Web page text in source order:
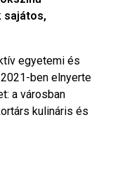
sajátos,
egyetemi és
ben elnyerte
a városban
kulináris és